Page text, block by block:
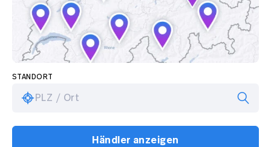
STANDORT
PLZ / Ort
Händler anzeigen